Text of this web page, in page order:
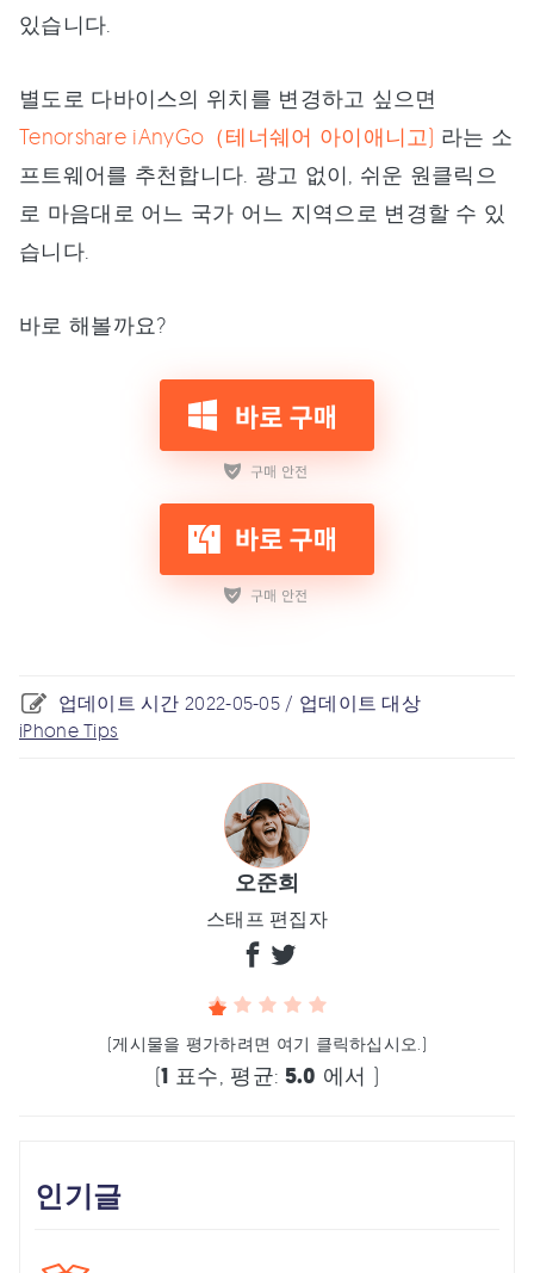
있습니다.
별도로 다바이스의 위치를 변경하고 싶으면
Tenorshare iAnyGo（테너쉐어 아이애니고) 라는 소
프트웨어를 추천합니다. 광고 없이, 쉬운 원클릭으
로 마음대로 어느 국가 어느 지역으로 변경할 수 있
습니다.
바로 해볼까요?
업데이트 시간 2022-05-05 / 업데이트 대상
iPhone Tips
오준희
스태프 편집자
(게시물을 평가하려면 여기 클릭하십시오.)
(1 표수, 평균:5.0 에서 )
인기글